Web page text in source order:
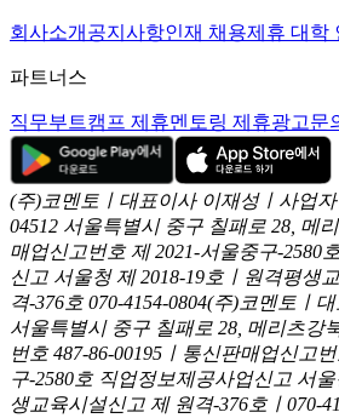
회사소개 공지사항인재 채용제휴 대학
파트너스
직무부트캠프 제휴멘토링 제휴광고문
(주)코멘토ㅣ대표이사 이재성ㅣ사업자
04512 서울특별시 중구 칠패로 28, 메
매업신고번호 제 2021-서울중구-2580
신고 서울청 제 2018-19호ㅣ원격평생
격-376호 070-4154-0804(주)코멘토ㅣ
서울특별시 중구 칠패로 28, 메리츠강
번호 487-86-00195ㅣ통신판매업신고
구-2580호 직업정보제공사업신고 서울
생교육시설신고 제 원격-376호ㅣ070-